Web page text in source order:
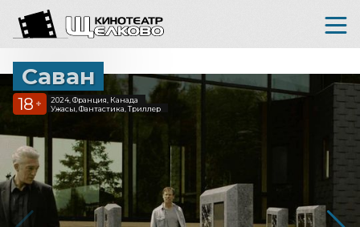
Саван
18 +
2024, Франция, Канада
Ужасы, Фантастика, Триллер